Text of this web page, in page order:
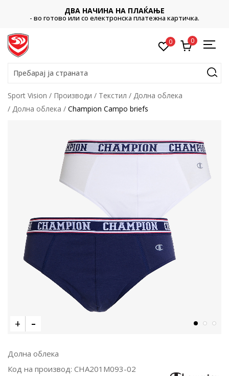
ДВА НАЧИНА НА ПЛАЌАЊЕ
- во готово или со електронска платежна картичка.
0 0
Пребарај ја страната
Sport Vision Производи Текстил
Долна облека
Долна облека
Champion Campo briefs
Долна облека
Код на производ: CHA201M093-02